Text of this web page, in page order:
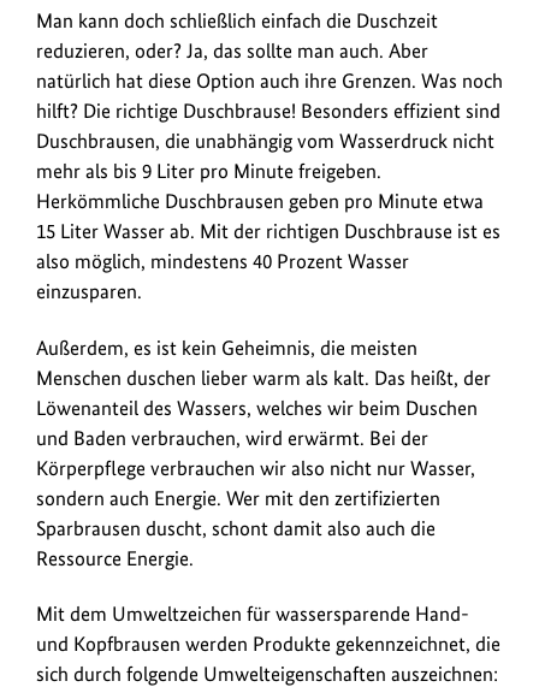
Mit
den
richtigen
Hand-
und
lässt
sich
viel
Wasser
und
sparen.
Man kann doch schließlich einfach die Duschzeit
reduzieren, oder? Ja, das sollte man auch. Aber
natürlich hat diese Option auch ihre Grenzen. Was noch
hilft? Die richtige Duschbrause! Besonders effizient sind
Duschbrausen, die unabhängig vom Wasserdruck nicht
mehr als bis 9 Liter pro Minute freigeben.
Herkömmliche Duschbrausen geben pro Minute etwa
15 Liter Wasser ab. Mit der richtigen Duschbrause ist es
also möglich, mindestens 40 Prozent Wasser
einzusparen.
Außerdem, es ist kein Geheimnis, die meisten
Menschen duschen lieber warm als kalt. Das heißt, der
Löwenanteil des Wassers, welches wir beim Duschen
und Baden verbrauchen, wird erwärmt. Bei der
Körperpflege verbrauchen wir also nicht nur Wasser,
sondern auch Energie. Wer mit den zertifizierten
Sparbrausen duscht, schont damit also auch die
Ressource Energie.
Mit dem Umweltzeichen für wassersparende Hand-
und Kopfbrausen werden Produkte gekennzeichnet, die
sich durch folgende Umwelteigenschaften auszeichnen: